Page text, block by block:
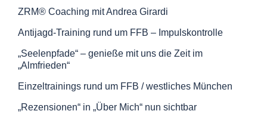
ZRM® Coaching mit Andrea Girardi
Antijagd-Training rund um FFB – Impulskontrolle
„Seelenpfade“ – genieße mit uns die Zeit im
„Almfrieden“
Einzeltrainings rund um FFB / westliches München
„Rezensionen“ in „Über Mich“ nun sichtbar